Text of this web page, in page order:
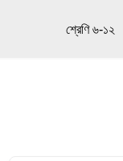
শ্রেণি ৬-১২